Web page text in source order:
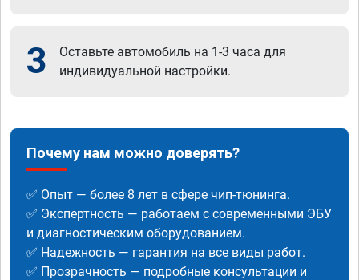
3
Оставьте автомобиль на 1-3 часа для
индивидуальной настройки.
Почему нам можно доверять?
✅ Опыт — более 8 лет в сфере чип-тюнинга.
✅ Экспертность — работаем с современными ЭБУ
и диагностическим оборудованием.
✅ Надежность — гарантия на все виды работ.
✅ Прозрачность — подробные консультации и